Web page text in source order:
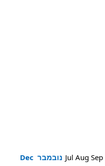
Jul Aug Sep נובמבר Dec